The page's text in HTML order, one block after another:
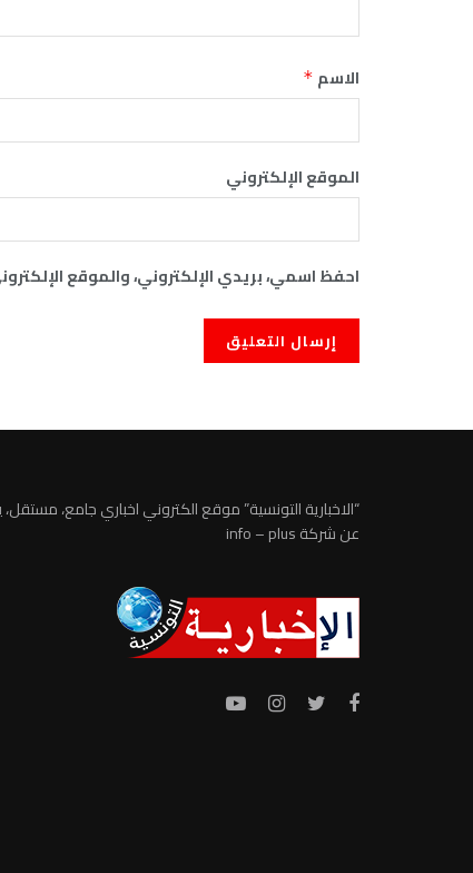
الاسم *
الموقع الإلكتروني
احفظ اسمي، بريدي الإلكتروني، والموقع
“الاخبارية التونسية” موقع الكتروني اخباري جامع،
عن شركة info – plus